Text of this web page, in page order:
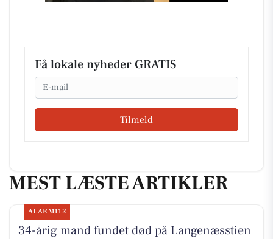
Få lokale nyheder GRATIS
Email
Tilmeld
MEST LÆSTE ARTIKLER
ALARM112
34-årig mand fundet død på Langenæsstien